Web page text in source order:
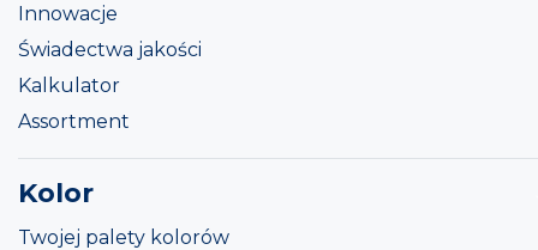
Innowacje
Świadectwa jakości
Kalkulator
Assortment
Kolor
Twojej palety kolorów